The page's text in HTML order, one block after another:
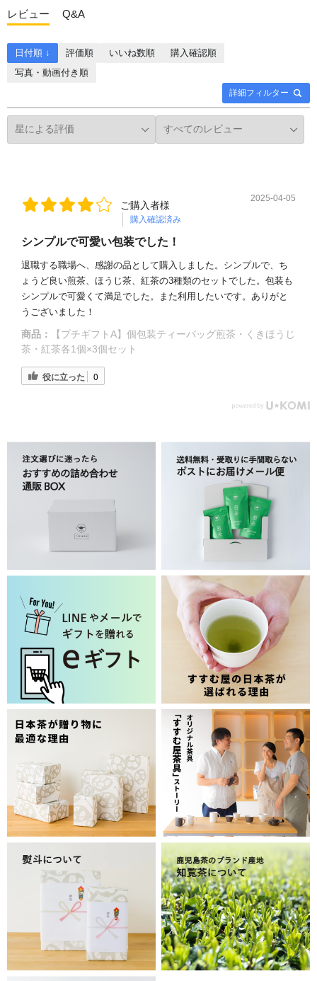
レビュー Q&A
詳細フィルター
日付順 ↓ 評価順 いいね数順
購入確認順
写真・動画付き順
ご購入者様
購入確認済み
2025-04-05
シンプルで可愛い包装でした！
退職する職場へ、感謝の品として購入しました。シンプルで、ち
ょうど良い煎茶、ほうじ茶、紅茶の3種類のセットでした。包装も
シンプルで可愛くて満足でした。また利用したいです。ありがと
うございました！
商品：
【プチギフトA】個包装ティーバッグ煎茶・くきほうじ
茶・紅茶各1個×3個セット
役に立った 0